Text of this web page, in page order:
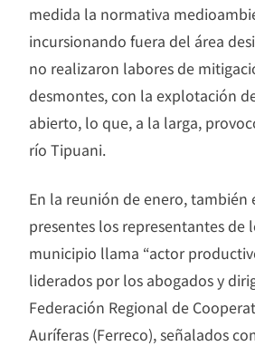
medida la normativa
incursionando fuera del área
no realizaron labores de
desmontes, con la explotación
abierto, lo que, a la larga,
río Tipuani.
En la reunión de enero, también
presentes los representantes de
municipio llama “actor
liderados por los abogados y
Federación Regional de
Auríferas (Ferreco), señalados